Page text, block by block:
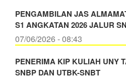
PENGAMBILAN JAS
S1 ANGKATAN 2026 JALUR
07/06/2026 - 08:43
PENERIMA KIP KULIAH UNY
SNBP DAN UTBK-SNBT